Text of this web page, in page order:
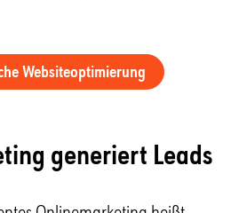
Websiteoptimierung
generiert Leads